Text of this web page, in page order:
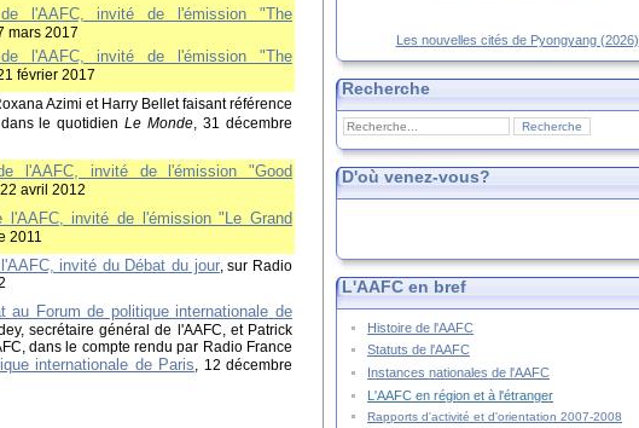
de l'AAFC, invité de l'émission "The
mars 2017
de l'AAFC, invité de l'émission "The
février 2017
Azimi et Harry Bellet faisant référence
le quotidienLe Monde, 31 décembre
l'AAFC, invité de l'émission "Good
avril 2012
l'AAFC, invité de l'émission "Le Grand
2011
l'AAFC, invité du Débat du jour,sur Radio
au Forum de politique internationale de
secrétaire général de l'AAFC, et Patrick
dans le compte rendu par Radio France
internationale de Paris , 12 décembre
Les nouvelles cités de Pyongyang (2026)
Recherche
D'où venez-vous?
L'AAFC en bref
Histoire de l'AAFC
Statuts de l'AAFC
Instances nationales de l'AAFC
L'AAFC en région et à l'étranger
Rapports d'activité et d'orientation 2007-2008